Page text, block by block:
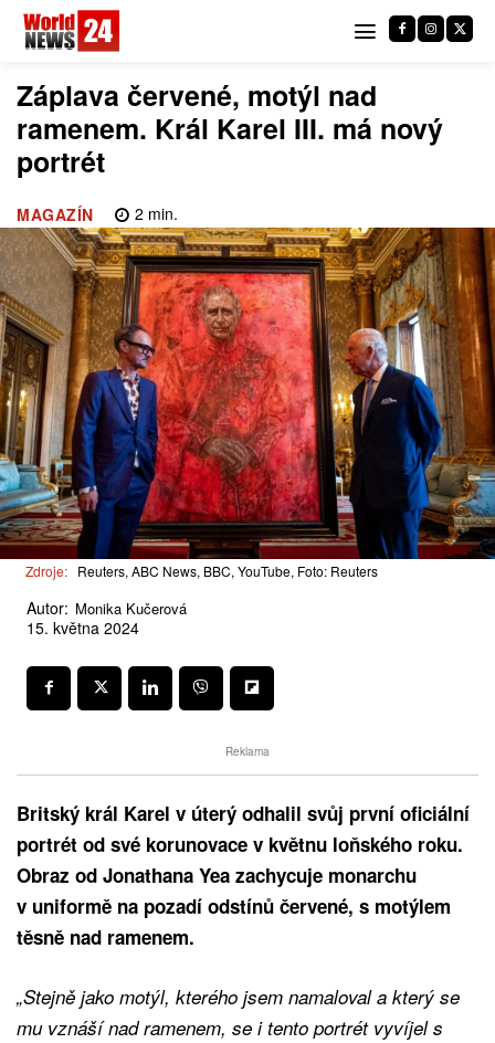
Záplava červené, motýl nad
ramenem. Král Karel III. má nový
portrét
MAGAZÍN 2 min.
Zdroje: Reuters, ABC News, BBC, YouTube, Foto: Reuters
Autor: Monika Kučerová
15. května 2024
Reklama
Britský král Karel v úterý odhalil svůj první oficiální
portrét od své korunovace v květnu loňského roku.
Obraz od Jonathana Yea zachycuje monarchu
v uniformě na pozadí odstínů červené, s motýlem
těsně nad ramenem.
„Stejně jako motýl, kterého jsem namaloval a který se
mu vznáší nad ramenem, se i tento portrét vyvíjel s